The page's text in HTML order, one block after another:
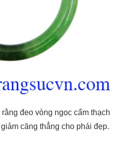
đeo vòng ngọc cẩm thạch
căng thẳng cho phái đẹp.